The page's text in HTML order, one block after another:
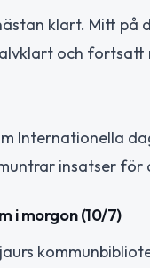
klart. Mitt
och fortsatt
Internationella
insatser
i morgon (10/7)